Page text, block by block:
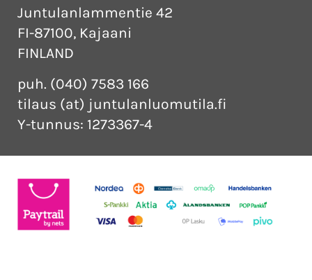
Juntulanlammentie 42
FI-87100, Kajaani
FINLAND
puh. (040) 7583 166
tilaus (at) juntulanluomutila.fi
Y-tunnus: 1273367-4